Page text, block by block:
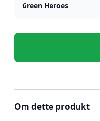
Green Heroes
Om dette produkt